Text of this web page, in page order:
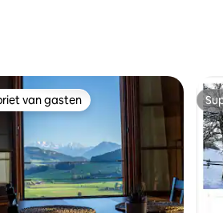
van 4,99 op 5, 212 recensies
van gasten
van gasten